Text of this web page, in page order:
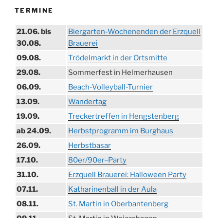
TERMINE
21.06. bis
30.08.
Biergarten-Wochenenden der Erzquell
Brauerei
09.08.
Trödelmarkt in der Ortsmitte
29.08.
Sommerfest in Helmerhausen
06.09.
Beach-Volleyball-Turnier
13.09.
Wandertag
19.09.
Treckertreffen in Hengstenberg
ab 24.09.
Herbstprogramm im Burghaus
26.09.
Herbstbasar
17.10.
80er/90er–Party
31.10.
Erzquell Brauerei: Halloween Party
07.11.
Katharinenball in der Aula
08.11.
St. Martin in Oberbantenberg